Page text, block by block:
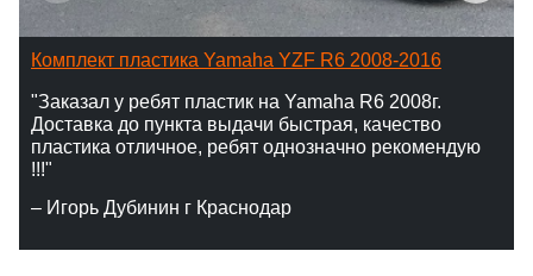
Комплект пластика Yamaha YZF R6 2008-2016
"Заказал у ребят пластик на Yamaha R6 2008г.
Доставка до пункта выдачи быстрая, качество
пластика отличное, ребят однозначно рекомендую
!!!"
– Игорь Дубинин г Краснодар